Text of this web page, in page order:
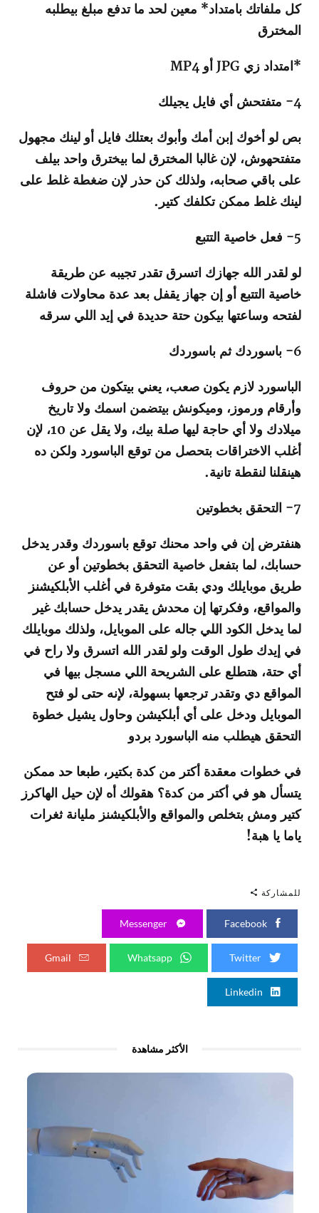
كل ملفاتك بامتداد* معين لحد ما تدفع مبلغ بيطلبه
المخترق
*امتداد زي JPG أو MP4
4- متفتحش أي فايل يجيلك
بص لو أخوك إبن أمك وأبوك بعتلك فايل أو لينك مجهول
متفتحهوش، لإن غالبا المخترق لما بيخترق واحد بيلف
على باقي صحابه، ولذلك كن حذر لإن ضغطة غلط على
لينك غلط ممكن تكلفك كتير.
5- فعل خاصية التتبع
لو لقدر الله جهازك اتسرق تقدر تجيبه عن طريقة
خاصية التتبع أو إن جهاز يقفل بعد عدة محاولات فاشلة
لفتحه وساعتها بيكون حتة حديدة في إيد اللي سرقه
6- باسوردك ثم باسوردك
الباسورد لازم يكون صعب، يعني بيتكون من حروف
وأرقام ورموز، وميكونش بيتضمن اسمك ولا تاريخ
ميلادك ولا أي حاجة ليها صلة بيك، ولا يقل عن 10، لإن
أغلب الاختراقات بتحصل من توقع الباسورد ولكن ده
هينقلنا لنقطة تانية.
7- التحقق بخطوتين
هنفترض إن في واحد محنك توقع باسوردك وقدر يدخل
حسابك، لما بتفعل خاصية التحقق بخطوتين أو عن
طريق موبايلك ودي بقت متوفرة في أغلب الأبلكيشنز
والمواقع، وفكرتها إن محدش يقدر يدخل حسابك غير
لما يدخل الكود اللي جاله على الموبايل، ولذلك موبايلك
في إيدك طول الوقت ولو لقدر الله اتسرق ولا راح في
أي حتة، هتطلع على الشريحة اللي مسجل بيها في
المواقع دي وتقدر ترجعها بسهولة، لإنه حتى لو فتح
الموبايل ودخل على أي أبلكيشن وحاول يشيل خطوة
التحقق هيطلب منه الباسورد بردو
في خطوات معقدة أكتر من كدة بكتير، طبعا حد ممكن
يتسأل هو في أكتر من كدة؟ هقولك أه لإن حيل الهاكرز
كتير ومش بتخلص والمواقع والأبلكيشنز مليانة ثغرات
ياما يا هبة!
للمشاركة
الأكثر مشاهدة